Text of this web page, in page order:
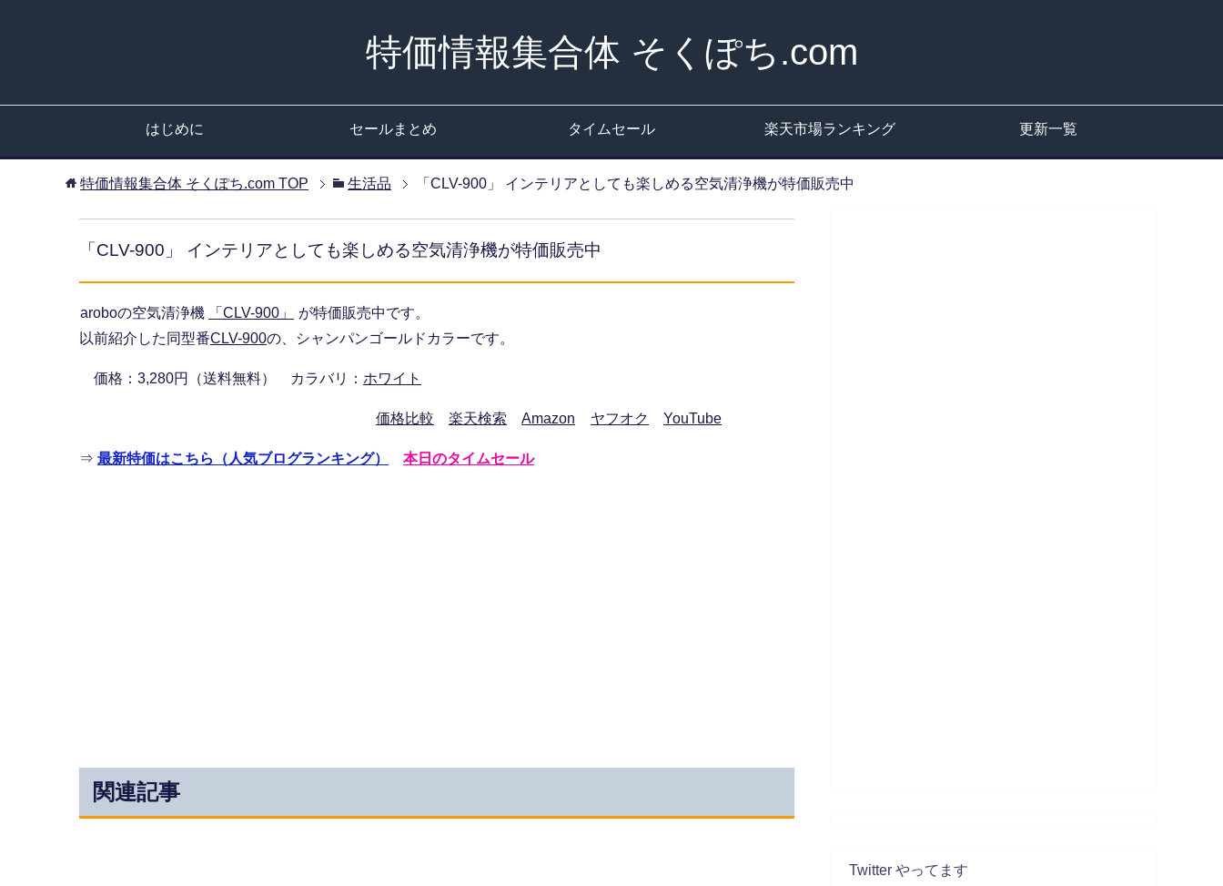
特価情報集合体 そくぽち.com
はじめに セールまとめ タイムセール 楽天市場ランキング 更新一覧
特価情報集合体 そくぽち.com TOP 生活品 「CLV-900」 インテリアとしても楽しめる空気清浄機が特価販売中
「CLV-900」 インテリアとしても楽しめる空気清浄機が特価販売中
aroboの空気清浄機 「CLV-900」
が特価販売中です。
以前紹介した同型番CLV-900の、シャンパンゴールドカラーです。
価格：3,280円（送料無料） カラバリ： ホワイト
価格比較 楽天検索 Amazon ヤフオク YouTube
⇒ 最新特価はこちら（人気ブログランキング） 本日のタイムセール
関連記事
Twitter やってます